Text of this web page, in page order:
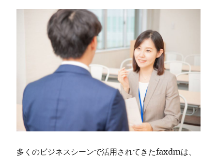
多くのビジネスシーンで活用されてきたfaxdmは、